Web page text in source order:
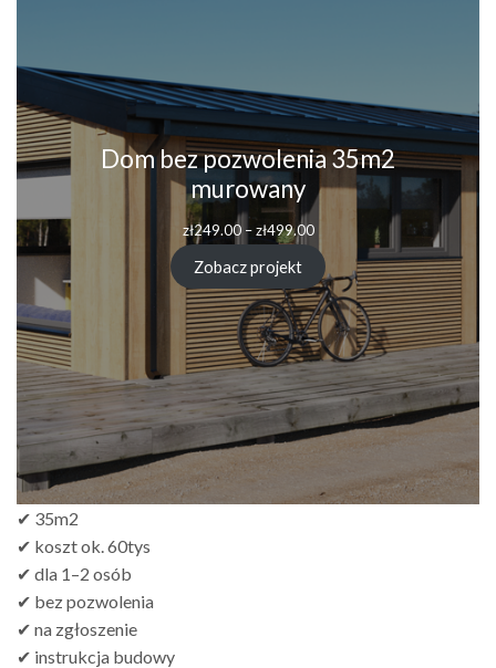
Dom bez pozwolenia 35m2
murowany
zł249.00 – zł499.00Zakres
od
zł249.00
do
zł499.00
Zobacz projekt
✔ 35m2
✔ koszt ok. 60tys
✔ dla 1–2 osób
✔ bez pozwolenia
✔ na zgłoszenie
✔ instrukcja budowy